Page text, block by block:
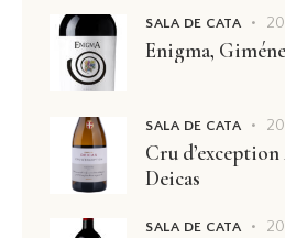
SALA DE CATA
Enigma,
SALA DE CATA
Cru
Deicas
SALA DE CATA